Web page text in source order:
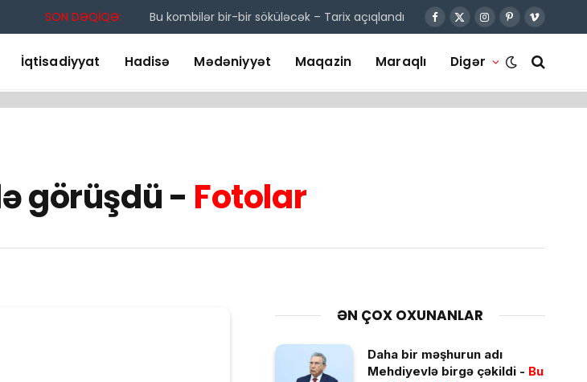
SON DƏQİQƏ: Bu kombilər bir-bir söküləcək – Tarix açıqlandı Facebook
X
Instagram
Pinterest
Vimeo
İqtisadiyyat Hadisə Mədəniyyət Maqazin Maraqlı Digər
görüşdü - Fotolar
ƏN ÇOX OXUNANLAR
Daha bir məşhurun adı
Mehdiyevlə birgə çəkildi - Bu